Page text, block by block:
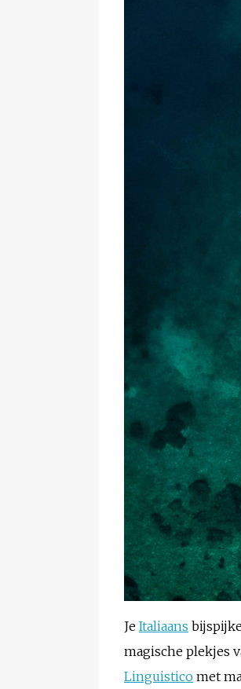
Je Italiaans
magische plekjes
Linguistico met